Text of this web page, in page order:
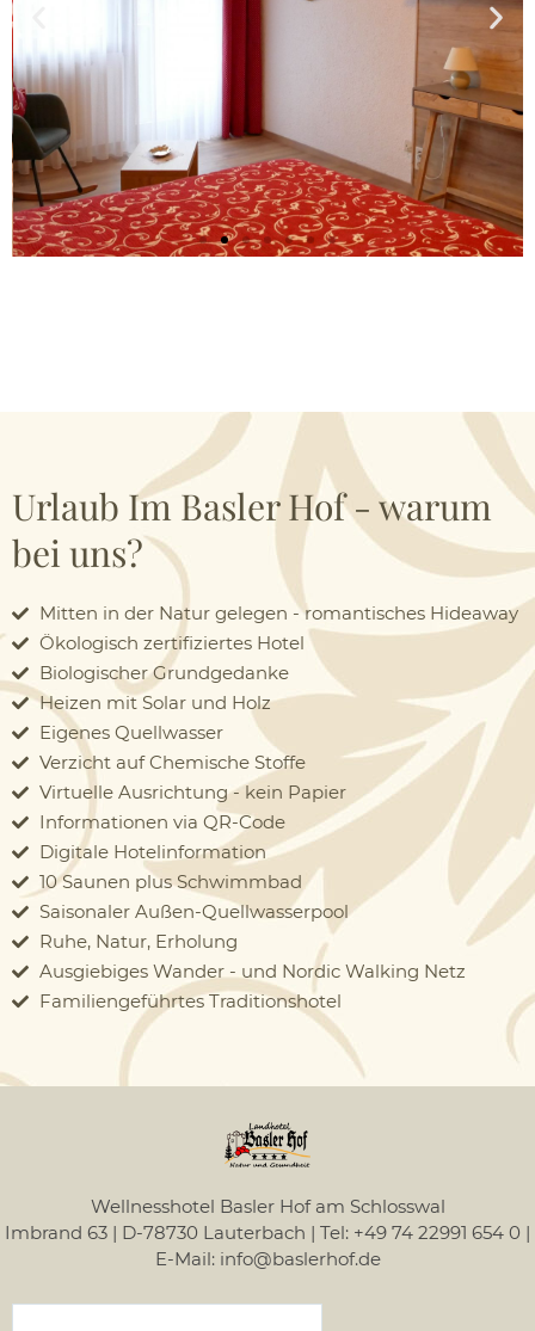
Urlaub Im Basler Hof - warum
bei uns?
Mitten in der Natur gelegen - romantisches Hideaway
Ökologisch zertifiziertes Hotel
Biologischer Grundgedanke
Heizen mit Solar und Holz
Eigenes Quellwasser
Verzicht auf Chemische Stoffe
Virtuelle Ausrichtung - kein Papier
Informationen via QR-Code
Digitale Hotelinformation
10 Saunen plus Schwimmbad
Saisonaler Außen-Quellwasserpool
Ruhe, Natur, Erholung
Ausgiebiges Wander - und Nordic Walking Netz
Familiengeführtes Traditionshotel
Wellnesshotel Basler Hof am Schlosswal
Imbrand 63 | D-78730 Lauterbach | Tel: +49 74 22991 654 0 |
E-Mail: info@baslerhof.de